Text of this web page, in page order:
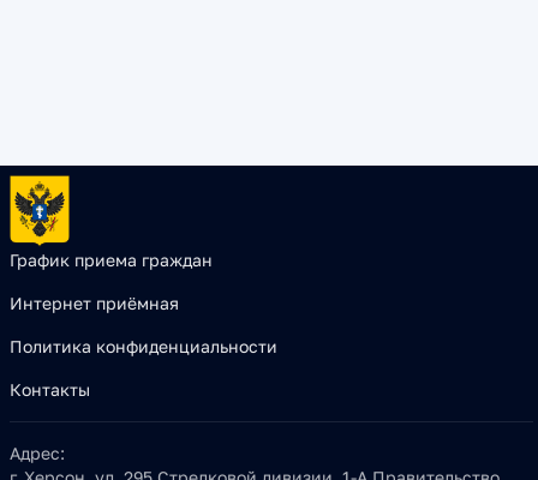
График приема граждан
Интернет приёмная
Политика конфиденциальности
Контакты
Адрес: